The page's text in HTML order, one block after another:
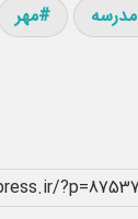
مدرسه مهر